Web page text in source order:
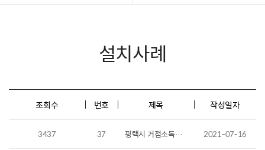
설치사례
조회수 번호 제목 작성일자
3437 37 평택시 거점소독시설 - 설치사례 2021-07-16